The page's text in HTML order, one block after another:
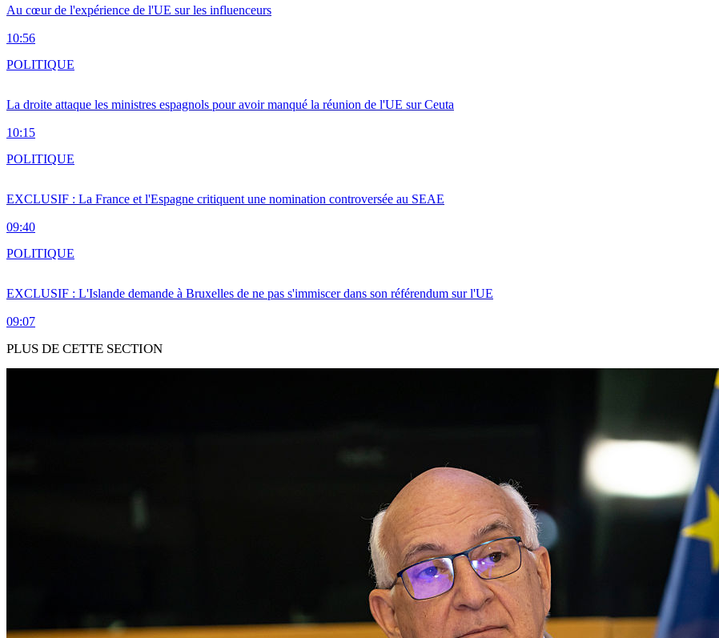
Au cœur de l'expérience de l'UE sur les influenceurs
10:56
La droite attaque les ministres espagnols pour avoir manqué la réunion de l'UE sur Ceuta
10:15
POLITIQUE
EXCLUSIF : La France et l'Espagne critiquent une nomination controversée au SEAE
09:40
POLITIQUE
EXCLUSIF : L'Islande demande à Bruxelles de ne pas s'immiscer dans son référendum sur l'UE
09:07
POLITIQUE
PLUS DE CETTE SECTION